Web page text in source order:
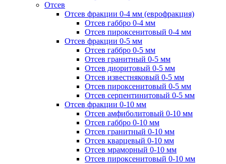
Отсев
Отсев фракции 0-4 мм (еврофракция)
Отсев габбро 0-4 мм
Отсев пироксенитовый 0-4 мм
Отсев фракции 0-5 мм
Отсев габбро 0-5 мм
Отсев гранитный 0-5 мм
Отсев диоритовый 0-5 мм
Отсев известняковый 0-5 мм
Отсев пироксенитовый 0-5 мм
Отсев серпентинитовый 0-5 мм
Отсев фракции 0-10 мм
Отсев амфиболитовый 0-10 мм
Отсев габбро 0-10 мм
Отсев гранитный 0-10 мм
Отсев кварцевый 0-10 мм
Отсев мраморный 0-10 мм
Отсев пироксенитовый 0-10 мм